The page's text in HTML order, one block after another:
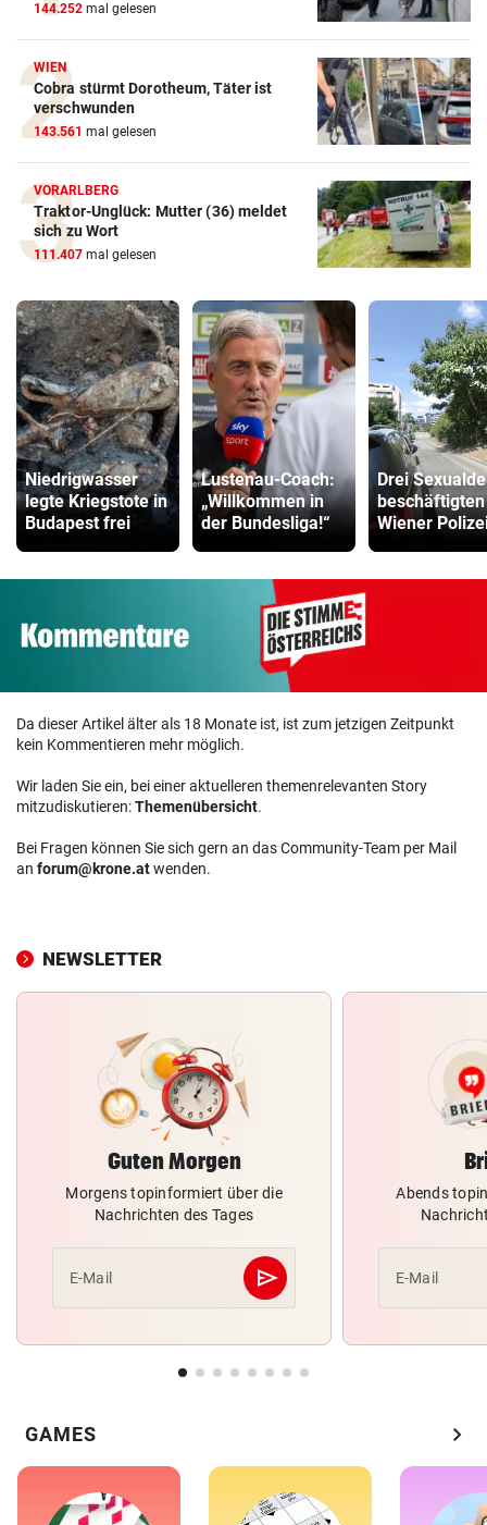
144.252 mal gelesen
WIEN
Cobra stürmt Dorotheum, Täter ist
verschwunden
143.561 mal gelesen
VORARLBERG
Traktor-Unglück: Mutter (36) meldet
sich zu Wort
111.407 mal gelesen
Niedrigwasser
legte Kriegstote in
Budapest frei
Lustenau-Coach:
„Willkommen in
der Bundesliga!“
Drei
beschäftigten
Wiener
Da dieser Artikel älter als 18 Monate ist, ist zum jetzigen Zeitpunkt
kein Kommentieren mehr möglich.
Wir laden Sie ein, bei einer aktuelleren themenrelevanten Story
mitzudiskutieren:Themenübersicht.
Bei Fragen können Sie sich gern an das Community-Team per Mail
an forum@krone.atwenden.
NEWSLETTER
Guten Morgen
Morgens topinformiert über die
Nachrichten des Tages
E-Mail send
Abschicken
Abends
E-Mail
GAMES chevron_right